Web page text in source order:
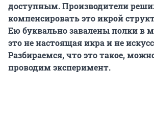
доступным. Производители
компенсировать это икрой
Ею буквально завалены полки в
это не настоящая икра и не
Разбираемся, что это такое,
проводим эксперимент.